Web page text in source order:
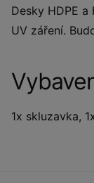
Desky HDPE
UV záření.
1x skluzavka,